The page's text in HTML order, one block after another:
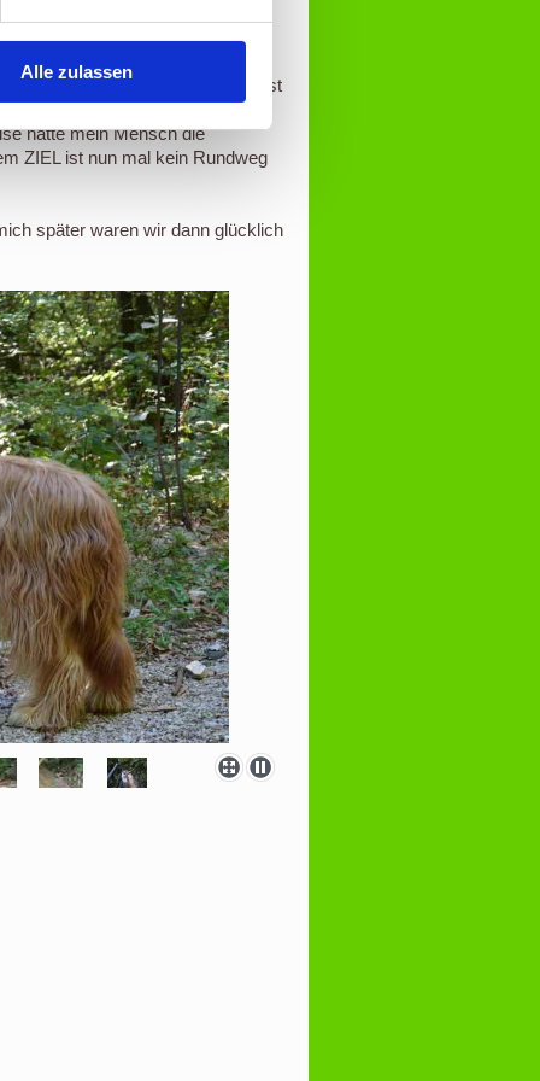
Alle zulassen
ohne zu murren auf
bis zum Aufstieg auf die fast
Das war ganz schön
hatte mein Mensch die
ZIEL ist nun mal kein Rundweg
später waren wir dann glücklich